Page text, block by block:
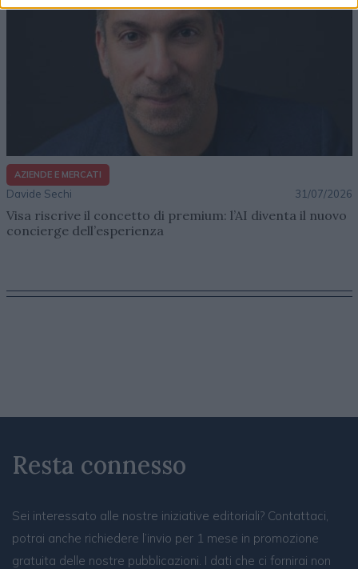
AZIENDE E MERCATI
Davide Sechi 31/07/2026
Visa riscrive il concetto di premium: l’AI diventa il nuovo
concierge dell’esperienza
Resta connesso
Sei interessato alle nostre iniziative editoriali? Contattaci,
potrai anche richiedere l’invio per 1 mese in promozione
gratuita delle nostre pubblicazioni. I dati che ci fornirai non